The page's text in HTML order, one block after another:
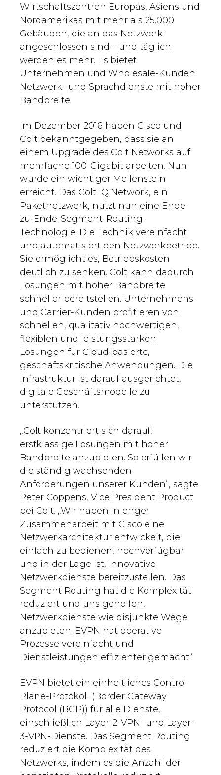
Wirtschaftszentren Europas, Asiens und
Nordamerikas mit mehr als 25.000
Gebäuden, die an das Netzwerk
angeschlossen sind – und täglich
werden es mehr. Es bietet
Unternehmen und Wholesale-Kunden
Netzwerk- und Sprachdienste mit hoher
Bandbreite.
Im Dezember 2016 haben Cisco und
Colt bekanntgegeben, dass sie an
einem Upgrade des Colt Networks auf
mehrfache 100-Gigabit arbeiten. Nun
wurde ein wichtiger Meilenstein
erreicht. Das Colt IQ Network, ein
Paketnetzwerk, nutzt nun eine Ende-
zu-Ende-Segment-Routing-
Technologie. Die Technik vereinfacht
und automatisiert den Netzwerkbetrieb.
Sie ermöglicht es, Betriebskosten
deutlich zu senken. Colt kann dadurch
Lösungen mit hoher Bandbreite
schneller bereitstellen. Unternehmens-
und Carrier-Kunden profitieren von
schnellen, qualitativ hochwertigen,
flexiblen und leistungsstarken
Lösungen für Cloud-basierte,
geschäftskritische Anwendungen. Die
Infrastruktur ist darauf ausgerichtet,
digitale Geschäftsmodelle zu
unterstützen.
„Colt konzentriert sich darauf,
erstklassige Lösungen mit hoher
Bandbreite anzubieten. So erfüllen wir
die ständig wachsenden
Anforderungen unserer Kunden“, sagte
Peter Coppens, Vice President Product
bei Colt. „Wir haben in enger
Zusammenarbeit mit Cisco eine
Netzwerkarchitektur entwickelt, die
einfach zu bedienen, hochverfügbar
und in der Lage ist, innovative
Netzwerkdienste bereitzustellen. Das
Segment Routing hat die Komplexität
reduziert und uns geholfen,
Netzwerkdienste wie disjunkte Wege
anzubieten. EVPN hat operative
Prozesse vereinfacht und
Dienstleistungen effizienter gemacht.“
EVPN bietet ein einheitliches Control-
Plane-Protokoll (Border Gateway
Protocol (BGP)) für alle Dienste,
einschließlich Layer-2-VPN- und Layer-
3-VPN-Dienste. Das Segment Routing
reduziert die Komplexität des
Netzwerks, indem es die Anzahl der